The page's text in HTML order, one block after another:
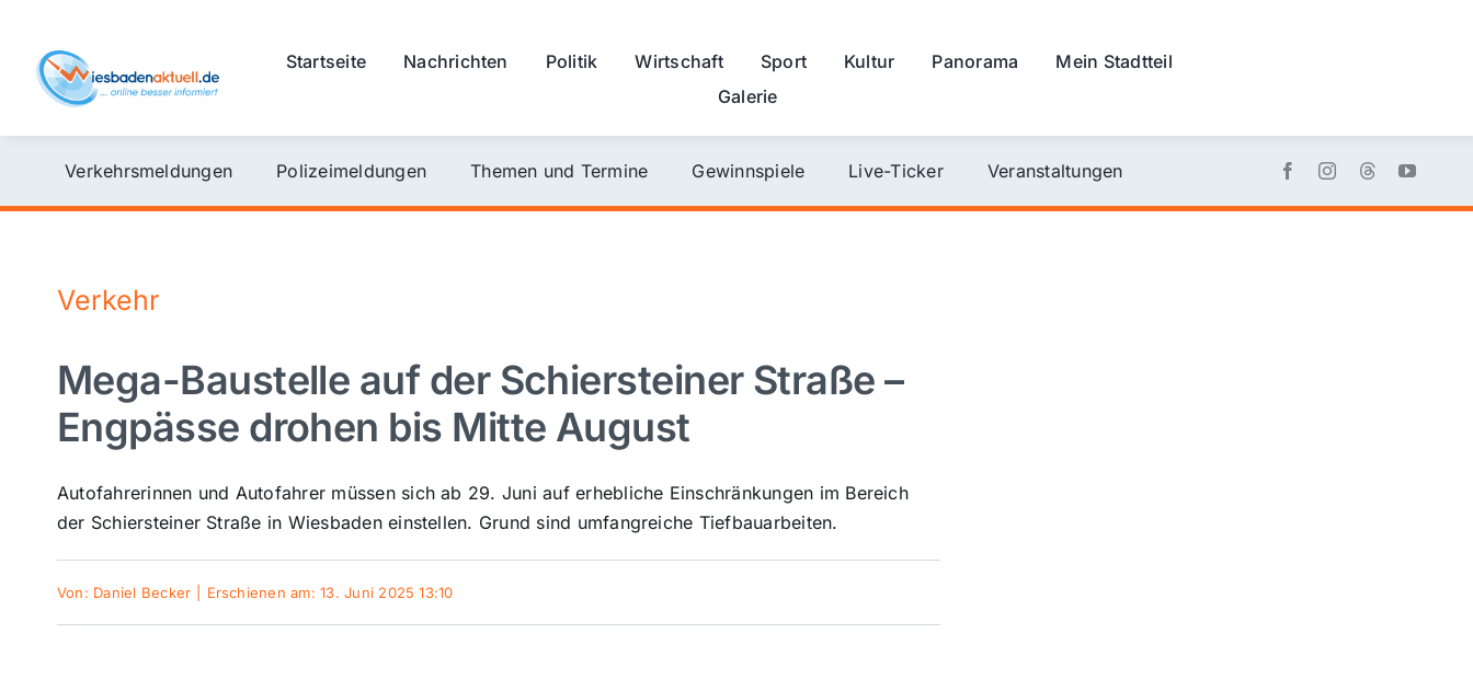
content
Startseite Nachrichten Politik Wirtschaft Sport Kultur Panorama
Mein Stadtteil
Galerie
Verkehrsmeldungen Polizeimeldungen Themen und Termine Gewinnspiele Live-Ticker Veranstaltungen
Verkehr
Mega-Baustelle auf der Schiersteiner Straße –
Engpässe drohen bis Mitte August
Autofahrerinnen und Autofahrer müssen sich ab 29. Juni auf erhebliche Einschränkungen im Bereich
der Schiersteiner Straße in Wiesbaden einstellen. Grund sind umfangreiche Tiefbauarbeiten.
Von: Daniel Becker Erschienen am: 13. Juni 2025 13:10